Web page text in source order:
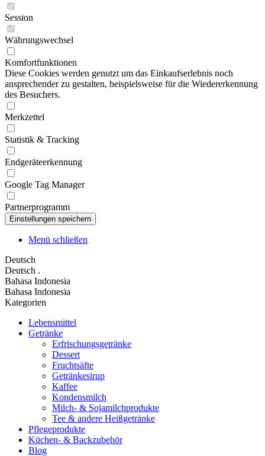
Session
Währungswechsel
Komfortfunktionen
Diese Cookies werden genutzt um das Einkaufserlebnis noch
ansprechender zu gestalten, beispielsweise für die Wiedererkennung
des Besuchers.
Merkzettel
Statistik & Tracking
Endgeräteerkennung
Google Tag Manager
Partnerprogramm
Menü schließen
Deutsch
Deutsch .
Bahasa Indonesia
Bahasa Indonesia
Kategorien
Lebensmittel
Getränke
Erfrischungsgetränke
Dessert
Fruchtsäfte
Getränkesirup
Kaffee
Kondensmilch
Milch- & Sojamilchprodukte
Tee & andere Heißgetränke
Pflegeprodukte
Küchen- & Backzubehör
Blog